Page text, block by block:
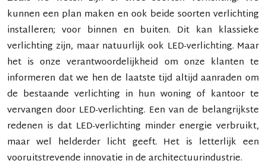
kunnen een plan maken en ook beide soorten verlichting
installeren; voor binnen en buiten. Dit kan klassieke
verlichting zijn, maar natuurlijk ook LED-verlichting. Maar
het is onze verantwoordelijkheid om onze klanten te
informeren dat we hen de laatste tijd altijd aanraden om
de bestaande verlichting in hun woning of kantoor te
vervangen door LED-verlichting. Een van de belangrijkste
redenen is dat LED-verlichting minder energie verbruikt,
maar wel helderder licht geeft. Het is letterlijk een
vooruitstrevende innovatie in de architectuurindustrie.